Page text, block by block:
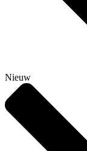
Nieuw